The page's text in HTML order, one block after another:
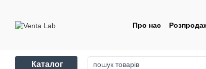
Про нас
Каталог